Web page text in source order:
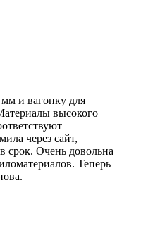
и вагонку для
высокого
через сайт,
срок. Очень довольна
Теперь